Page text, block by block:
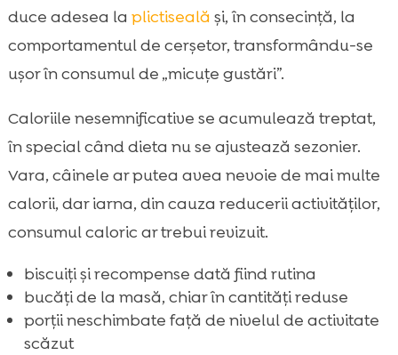
duce adesea la plictiseală și, în consecință, la
comportamentul de cerșetor, transformându-se
ușor în consumul de „micuțe gustări”.
Caloriile nesemnificative se acumulează treptat,
în special când dieta nu se ajustează sezonier.
Vara, câinele ar putea avea nevoie de mai multe
calorii, dar iarna, din cauza reducerii activităților,
consumul caloric ar trebui revizuit.
biscuiți și recompense dată fiind rutina
bucăți de la masă, chiar în cantități reduse
porții neschimbate față de nivelul de activitate
scăzut